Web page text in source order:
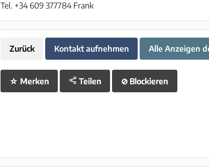
Tel. +34 609 377784 Frank
Zurück Kontakt aufnehmen Alle Anzeigen
☆ Merken Teilen ⊘ Blockieren